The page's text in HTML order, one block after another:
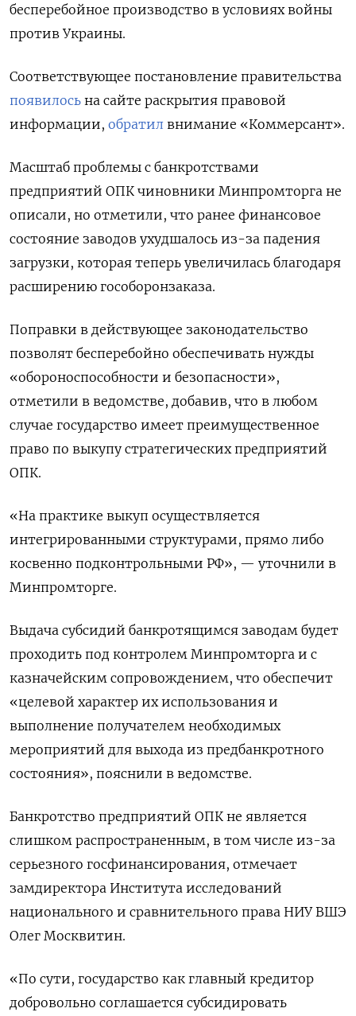
бесперебойное производство в условиях войны
против Украины.
Соответствующее постановление правительства
появилось на сайте раскрытия правовой
информации, обратил внимание «Коммерсант».
Масштаб проблемы с банкротствами
предприятий ОПК чиновники Минпромторга не
описали, но отметили, что ранее финансовое
состояние заводов ухудшалось из-за падения
загрузки, которая теперь увеличилась благодаря
расширению гособоронзаказа.
Поправки в действующее законодательство
позволят бесперебойно обеспечивать нужды
«обороноспособности и безопасности»,
отметили в ведомстве, добавив, что в любом
случае государство имеет преимущественное
право по выкупу стратегических предприятий
ОПК.
«На практике выкуп осуществляется
интегрированными структурами, прямо либо
косвенно подконтрольными РФ», — уточнили в
Минпромторге.
Выдача субсидий банкротящимся заводам будет
проходить под контролем Минпромторга и с
казначейским сопровождением, что обеспечит
«целевой характер их использования и
выполнение получателем необходимых
мероприятий для выхода из предбанкротного
состояния», пояснили в ведомстве.
Банкротство предприятий ОПК не является
слишком распространенным, в том числе из-за
серьезного госфинансирования, отмечает
замдиректора Института исследований
национального и сравнительного права НИУ ВШЭ
Олег Москвитин.
«По сути, государство как главный кредитор
добровольно соглашается субсидировать